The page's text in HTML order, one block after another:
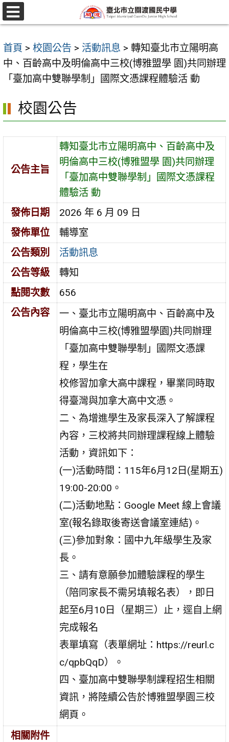
跳
至
要
內
選
單
首頁 > 校園公告 > 活動訊息 > 轉知臺北市立陽明高
中、百齡高中及明倫高中三校(博雅盟學 園)共同辦理
「臺加高中雙聯學制」國際文憑課程體驗活 動
校園公告
公告主旨
轉知臺北市立陽明高中、百齡高中及
明倫高中三校(博雅盟學 園)共同辦理
「臺加高中雙聯學制」國際文憑課程
體驗活 動
發佈日期
2026 年 6 月 09 日
發佈單位
輔導室
公告類別
活動訊息
公告等級
轉知
點閱次數
656
公告內容
一、臺北市立陽明高中、百齡高中及
明倫高中三校(博雅盟學園)共同辦理
「臺加高中雙聯學制」國際文憑課
程，學生在
校修習加拿大高中課程，畢業同時取
得臺灣與加拿大高中文憑。
二、為增進學生及家長深入了解課程
內容，三校將共同辦理課程線上體驗
活動，資訊如下：
(一)活動時間：115年6月12日(星期五)
19:00-20:00。
(二)活動地點：Google Meet 線上會議
室(報名錄取後寄送會議室連結)。
(三)參加對象：國中九年級學生及家
長。
三、請有意願參加體驗課程的學生
（陪同家長不需另填報名表），即日
起至6月10日（星期三）止，逕自上網
完成報名
表單填寫（表單網址：https://reurl.c
c/qpbQqD）。
四、臺加高中雙聯學制課程招生相關
資訊，將陸續公告於博雅盟學園三校
網頁。
相關附件